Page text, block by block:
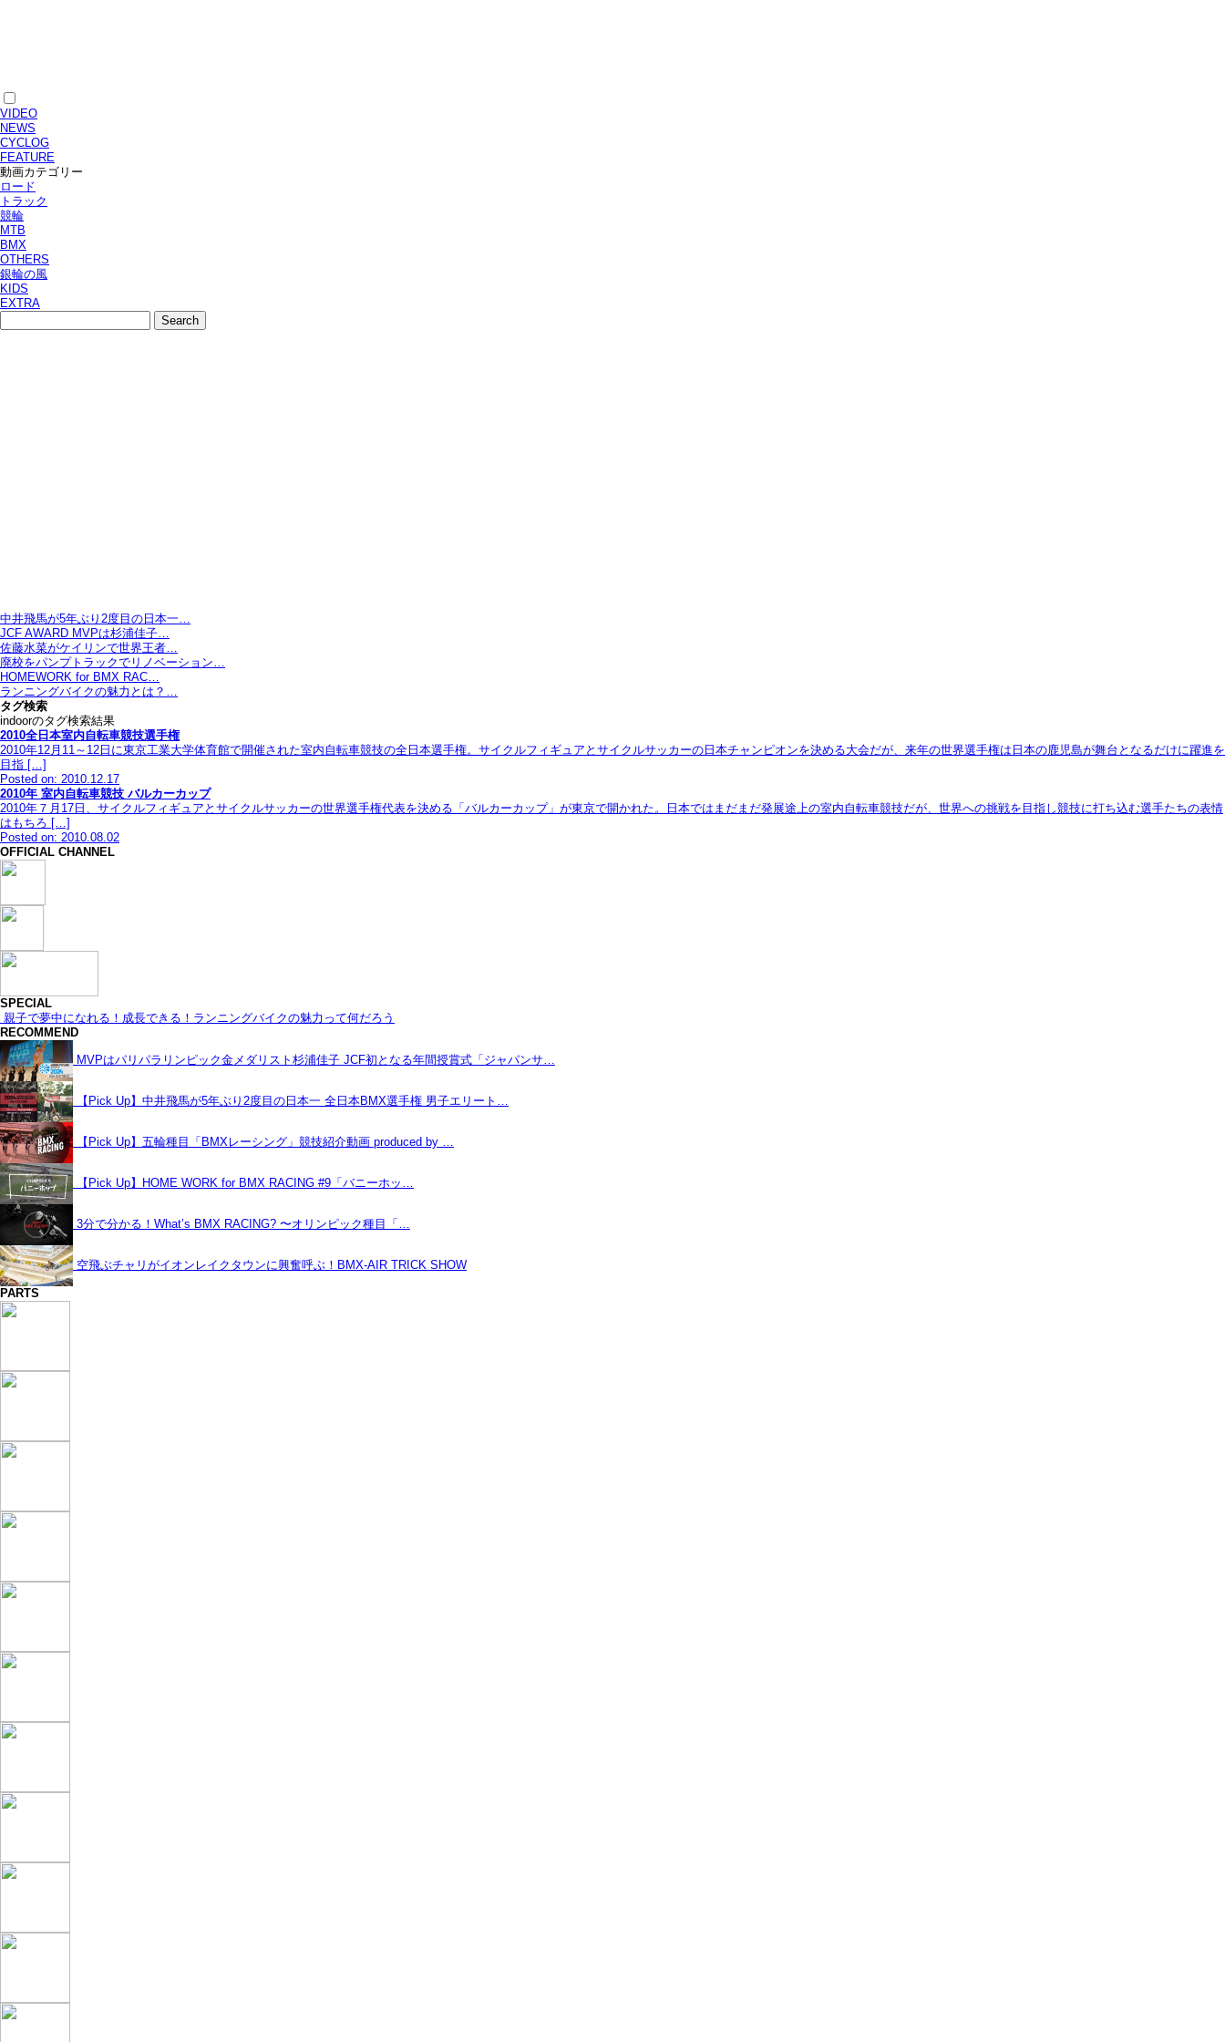
VIDEO
NEWS
CYCLOG
FEATURE
動画カテゴリー
ロード
トラック
競輪
MTB
BMX
OTHERS
銀輪の風
KIDS
EXTRA
中井飛馬が5年ぶり2度目の日本一…
JCF AWARD MVPは杉浦佳子…
佐藤水菜がケイリンで世界王者…
廃校をパンプトラックでリノベーション…
HOMEWORK for BMX RAC…
ランニングバイクの魅力とは？…
タグ検索
indoorのタグ検索結果
2010全日本室内自転車競技選手権
2010年12月11～12日に東京工業大学体育館で開催された室内自転車競技の全日本選手権。サイクルフィギュアとサイクルサッカーの日本チャンピオンを決める大会だが、来年の世界選手権は日本の鹿児島が舞台となるだけに躍進を
目指 […]
Posted on: 2010.12.17
2010年 室内自転車競技 バルカーカップ
2010年７月17日、サイクルフィギュアとサイクルサッカーの世界選手権代表を決める「バルカーカップ」が東京で開かれた。日本ではまだまだ発展途上の室内自転車競技だが、世界への挑戦を目指し競技に打ち込む選手たちの表情
はもちろ […]
Posted on: 2010.08.02
OFFICIAL CHANNEL
SPECIAL
親子で夢中になれる！成長できる！ランニングバイクの魅力って何だろう
RECOMMEND
MVPはパリパラリンピック金メダリスト杉浦佳子 JCF初となる年間授賞式「ジャパンサ…
【Pick Up】中井飛馬が5年ぶり2度目の日本一 全日本BMX選手権 男子エリート…
【Pick Up】五輪種目「BMXレーシング」競技紹介動画 produced by …
【Pick Up】HOME WORK for BMX RACING #9「バニーホッ…
3分で分かる！What’s BMX RACING? 〜オリンピック種目「…
空飛ぶチャリがイオンレイクタウンに興奮呼ぶ！BMX-AIR TRICK SHOW
PARTS